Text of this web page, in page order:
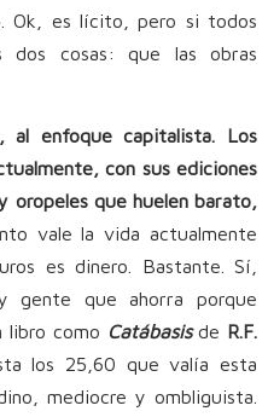
Ok, es lícito, pero si todos
dos cosas: que las obras
al enfoque capitalista. Los
con sus ediciones
oropeles que huelen barato,
vale la vida actualmente
es dinero. Bastante. Sí,
gente que ahorra porque
libro como Catábasisde R.F.
los 25,60 que valía esta
mediocre y ombliguista.